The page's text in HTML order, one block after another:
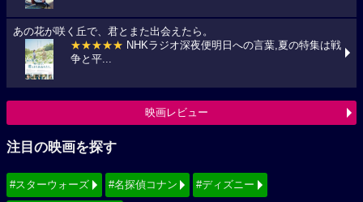
あの花が咲く丘で、君とまた出会えたら。
★★★★★ NHKラジオ深夜便明日への言葉,夏の特集は戦
争と平...
映画レビュー
注目の映画を探す
#スターウォーズ #名探偵コナン #ディズニー